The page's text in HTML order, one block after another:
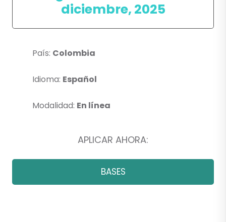
diciembre, 2025
País: Colombia
Idioma: Español
Modalidad: En línea
APLICAR AHORA:
BASES